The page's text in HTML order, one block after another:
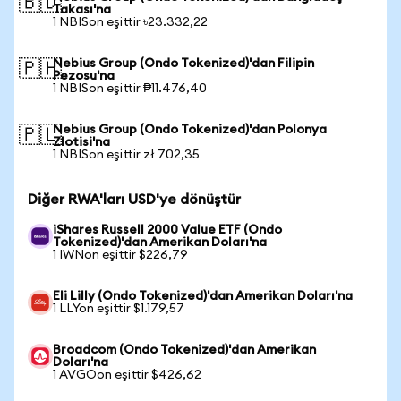
Takası'na
1 NBISon eşittir ৳23.332,22
🇵🇭Nebius Group (Ondo Tokenized)'dan Filipin
Pezosu'na
1 NBISon eşittir ₱11.476,40
🇵🇱Nebius Group (Ondo Tokenized)'dan Polonya
Zlotisi'na
1 NBISon eşittir zł 702,35
Diğer RWA'ları USD'ye dönüştür
iShares Russell 2000 Value ETF (Ondo
Tokenized)'dan Amerikan Doları'na
1 IWNon eşittir $226,79
Eli Lilly (Ondo Tokenized)'dan Amerikan Doları'na
1 LLYon eşittir $1.179,57
Broadcom (Ondo Tokenized)'dan Amerikan
Doları'na
1 AVGOon eşittir $426,62